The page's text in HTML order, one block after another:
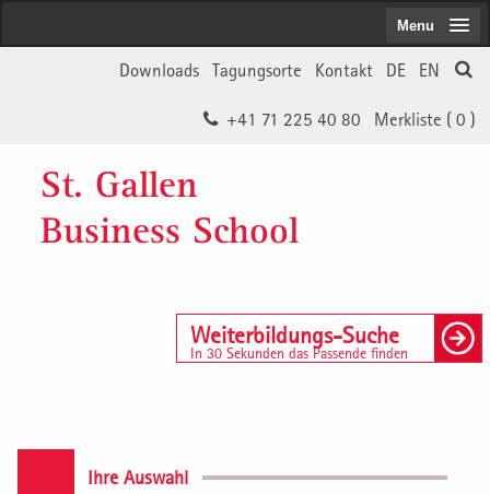
EN
DE
Kontakt
Tagungsorte
Downloads
Merkliste ( 0 )
+41 71 225 40 80
St. Gallen
Business School
Weiterbildungs-Suche
In 30 Sekunden das Passende finden
Menu
Ihre Auswahl